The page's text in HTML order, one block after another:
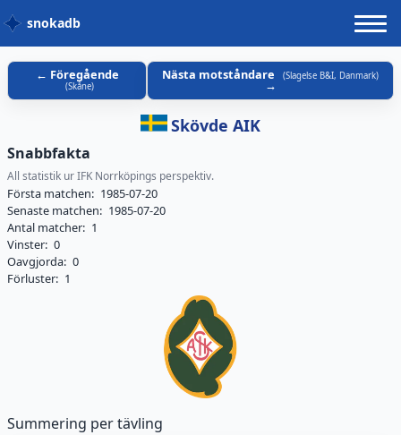
snokadb
Föregående
(Skåne)
Nästa motståndare (Slagelse B&I, Danmark)
Skövde AIK
Snabbfakta
All statistik ur IFK Norrköpings perspektiv.
Första matchen: 1985-07-20
Senaste matchen: 1985-07-20
Antal matcher: 1
Vinster: 0
Oavgjorda: 0
Förluster: 1
Summering per tävling